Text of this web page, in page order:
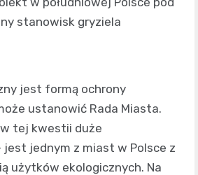
stanowisk gryziela
jest formą ochrony
ustanowić Rada Miasta.
tej kwestii duże
jest jednym z miast w Polsce z
użytków ekologicznych. Na